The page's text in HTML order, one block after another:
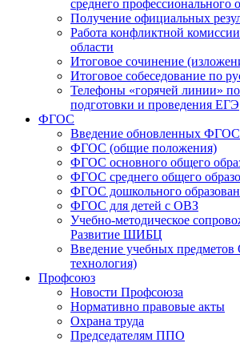
среднего профессионального
Получение официальных
Работа конфликтной
области
Итоговое сочинение
Итоговое собеседование по
Телефоны «горячей линии»
подготовки и проведения ЕГЭ
ФГОС
Введение обновленных
ФГОС (общие положения)
ФГОС основного общего
ФГОС среднего общего
ФГОС дошкольного
ФГОС для детей с ОВЗ
Учебно-методическое
Развитие ШИБЦ
Введение учебных
технология)
Профсоюз
Новости Профсоюза
Нормативно правовые акты
Охрана труда
Председателям ППО